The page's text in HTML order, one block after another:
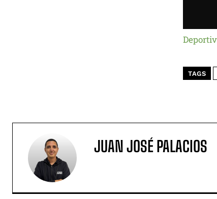
TAGS
JUAN JOSÉ PALACIOS